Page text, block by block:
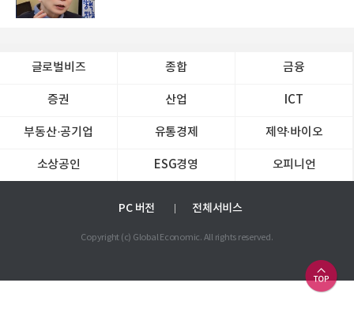
글로벌비즈 종합 금융
증권 산업 ICT
부동산·공기업 유통경제 제약∙바이오
소상공인 ESG경영 오피니언
PC 버전 전체서비스
Copyright (c) Global Economic. All rights reserved.